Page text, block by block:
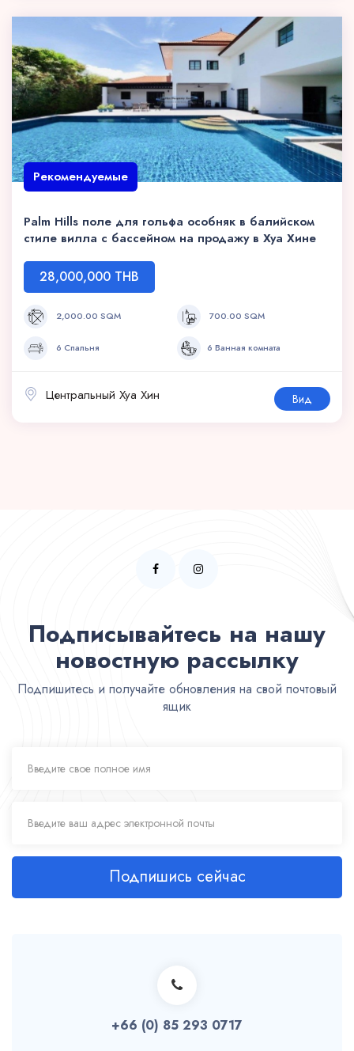
Рекомендуемые
Palm Hills поле для гольфа особняк в балийском
стиле вилла с бассейном на продажу в Хуа Хине
28,000,000 THB
2,000.00 SQM 700.00 SQM
6 Спальня 6 Ванная комната
Центральный Хуа Хин Вид
Подписывайтесь на нашу
новостную рассылку
Подпишитесь и получайте обновления на свой почтовый
ящик
Подпишись сейчас
+66 (0) 85 293 0717